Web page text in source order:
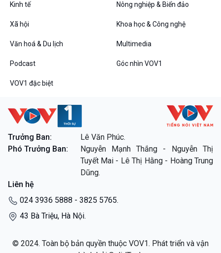
Kinh tế Nông nghiệp & Biển đảo
Xã hội Khoa học & Công nghệ
Văn hoá & Du lịch Multimedia
Podcast Góc nhìn VOV1
VOV1 đặc biệt
Trưởng Ban:
Lê Văn Phúc.
Phó Trưởng Ban:
Nguyễn Mạnh Thắng - Nguyễn Thị
Tuyết Mai - Lê Thị Hằng - Hoàng Trung
Dũng.
Liên hệ
024 3936 5888 - 3825 5765.
43 Bà Triệu, Hà Nội.
© 2024. Toàn bộ bản quyền thuộc VOV1. Phát triển và vận